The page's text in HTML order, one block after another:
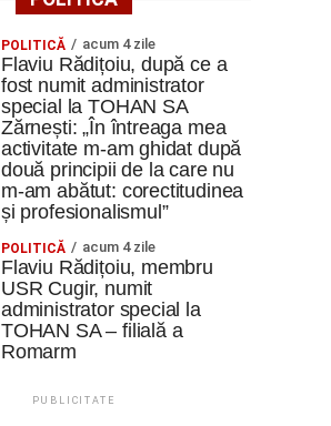
POLITICĂ acum 4 zile
Flaviu Rădițoiu, după ce a
fost numit administrator
special la TOHAN SA
Zărnești: „În întreaga mea
activitate m-am ghidat după
două principii de la care nu
m-am abătut: corectitudinea
și profesionalismul”
POLITICĂ acum 4 zile
Flaviu Rădițoiu, membru
USR Cugir, numit
administrator special la
TOHAN SA – filială a
Romarm
PUBLICITATE